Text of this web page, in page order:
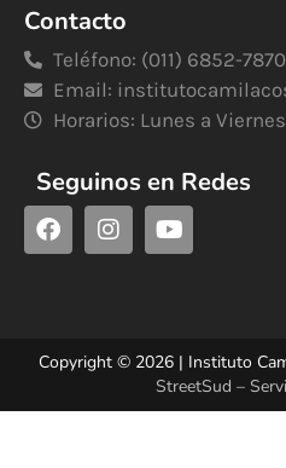
Contacto
Teléfono: (011) 6852-7870
Email:
Horarios: Lunes a
Seguinos en Redes
Copyright © 2026 | Instituto
StreetSud –